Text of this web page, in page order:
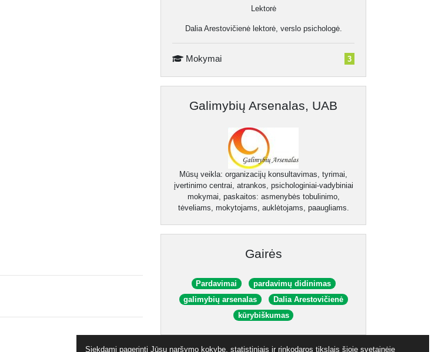
Lektorė
Dalia Arestovičienė lektorė, verslo psichologė.
Mokymai 3
Galimybių Arsenalas, UAB
Mūsų veikla: organizacijų konsultavimas, tyrimai,
įvertinimo centrai, atrankos, psichologiniai-vadybiniai
mokymai, paskaitos: asmenybės tobulinimo,
tėveliams, mokytojams, auklėtojams, paaugliams.
Gairės
Pardavimai
pardavimų didinimas
galimybių arsenalas
Dalia Arestovičienė
kūrybiškumas
Siekdami pagerinti Jūsų naršymo kokybę, statistiniais ir rinkodaros tikslais šioje svetainėje